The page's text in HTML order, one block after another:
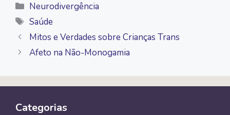
Categorias
Neurodivergência
Tags
Saúde
Mitos e Verdades sobre Crianças Trans
Afeto na Não-Monogamia
Categorias